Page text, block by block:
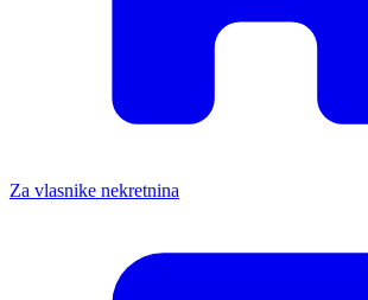
Za vlasnike nekretnina